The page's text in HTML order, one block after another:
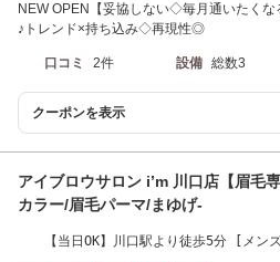
NEW OPEN【妥協しない◇毎月通いたくな
♪トレンド×持ち込み◇再現性◎
口コミ 2件 設備 総数3
クーポンを表示
アイブロウサロン i’m 川口店【眉毛
カラー/眉毛パーマ/まゆげ-
【当日OK】川口駅より徒歩5分 [メン